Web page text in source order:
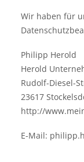
Wir haben für
Philipp Herold
Herold
Rudolf-Diesel-
23617
http://
E-Mail: